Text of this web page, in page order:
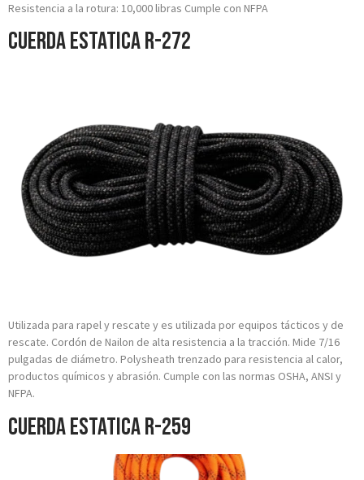
Resistencia a la rotura: 10,000 libras Cumple con NFPA
Cuerda Estatica R-272
Utilizada para rapel y rescate y es utilizada por equipos tácticos y de
rescate. Cordón de Nailon de alta resistencia a la tracción. Mide 7/16
pulgadas de diámetro. Polysheath trenzado para resistencia al calor,
productos químicos y abrasión. Cumple con las normas OSHA, ANSI y
NFPA.
Cuerda Estatica R-259